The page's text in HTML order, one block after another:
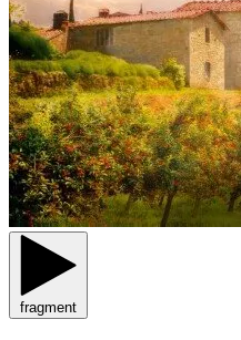
fragment